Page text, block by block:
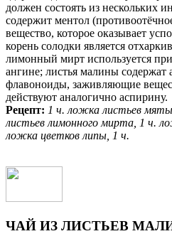
должен состоять из нескольких
содержит ментол
вещество, которое оказывает
корень солодки является
лимонный мирт используется
ангине; листья малины содержат
флавоноиды, заживляющие
действуют аналогично аспирину.
Рецепт: 1 ч. ложка листьев
листьев лимонного мирта, 1 ч.
ложка цветков липы, 1 ч.
ЧАЙ ИЗ ЛИСТЬЕВ